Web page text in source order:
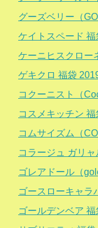
グーズベリー（
ケイトスペード 福
ケーニヒスクロー
ゲキクロ 福袋
コクーニスト（
コスメキッチン
コムサイズム（
コラージュ ガリ
ゴレアドール（
ゴースローキャラ
ゴールデンベア